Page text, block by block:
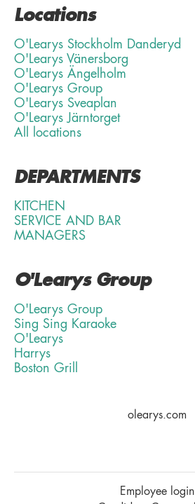
Locations
O'Learys Stockholm Danderyd
O'Learys Vänersborg
O'Learys Ängelholm
O'Learys Group
O'Learys Sveaplan
O'Learys Järntorget
All locations
DEPARTMENTS
KITCHEN
SERVICE AND BAR
MANAGERS
O'Learys Group
O'Learys Group
Sing Sing Karaoke
O'Learys
Harrys
Boston Grill
olearys.com
Employee login